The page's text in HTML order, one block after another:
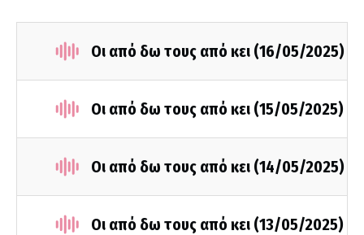
Οι από δω τους από κει (16/05/2025)
Οι από δω τους από κει (15/05/2025)
Οι από δω τους από κει (14/05/2025)
Οι από δω τους από κει (13/05/2025)